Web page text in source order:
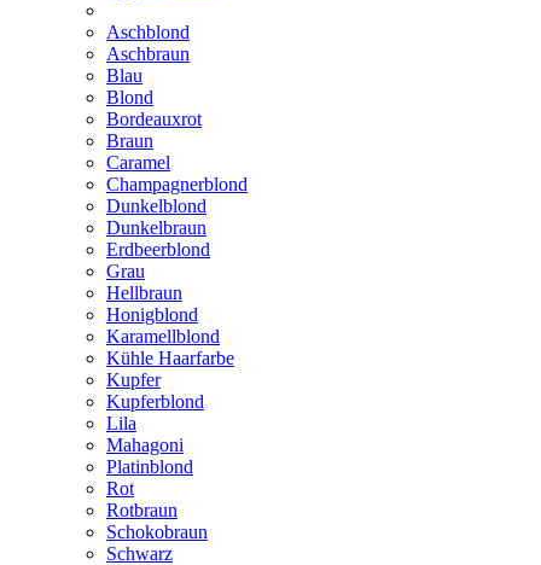
Aschblond
Aschbraun
Blau
Blond
Bordeauxrot
Braun
Caramel
Champagnerblond
Dunkelblond
Dunkelbraun
Erdbeerblond
Grau
Hellbraun
Honigblond
Karamellblond
Kühle Haarfarbe
Kupfer
Kupferblond
Lila
Mahagoni
Platinblond
Rot
Rotbraun
Schokobraun
Schwarz